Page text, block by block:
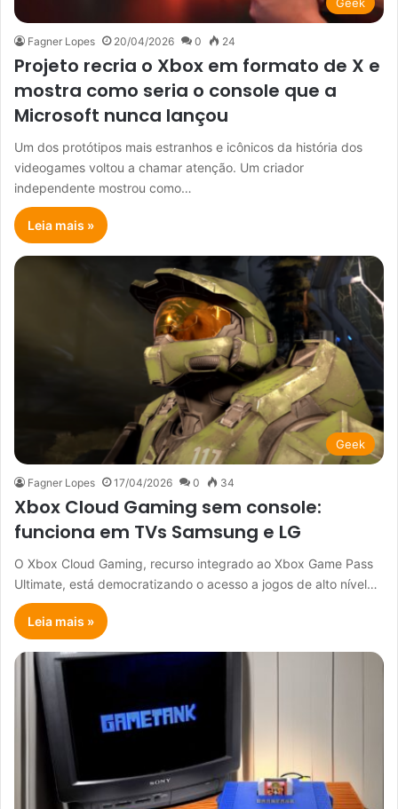
Fagner Lopes 20/04/2026 0 24
Projeto recria o Xbox em formato de X e
mostra como seria o console que a
Microsoft nunca lançou
Um dos protótipos mais estranhos e icônicos da história dos
videogames voltou a chamar atenção. Um criador
independente mostrou como…
Leia mais »
Geek
Fagner Lopes 17/04/2026 0 34
Xbox Cloud Gaming sem console:
funciona em TVs Samsung e LG
O Xbox Cloud Gaming, recurso integrado ao Xbox Game Pass
Ultimate, está democratizando o acesso a jogos de alto nível…
Leia mais »